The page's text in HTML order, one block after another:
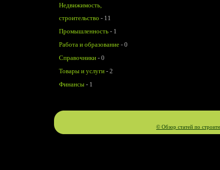
Недвижимость,
строительство - 11
Промышленность - 1
Работа и образование - 0
Справочники - 0
Товары и услуги - 2
Финансы - 1
© Обзор статей по